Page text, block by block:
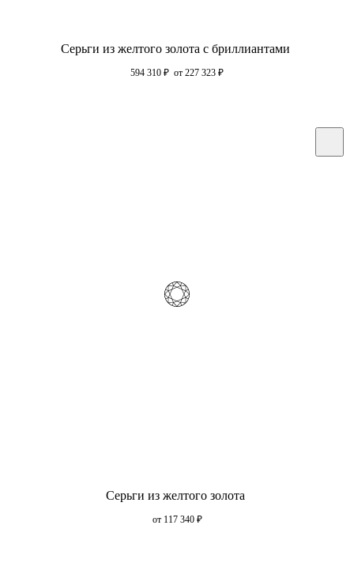
Серьги из желтого золота с бриллиантами
594 310 ₽ от 227 323 ₽
Серьги из желтого золота
от 117 340 ₽